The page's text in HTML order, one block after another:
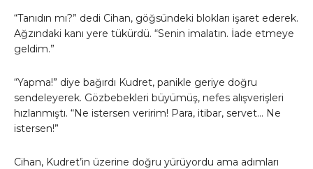
“Tanıdın mı?” dedi Cihan, göğsündeki blokları işaret ederek.
Ağzındaki kanı yere tükürdü. “Senin imalatın. İade etmeye
geldim.”
“Yapma!” diye bağırdı Kudret, panikle geriye doğru
sendeleyerek. Gözbebekleri büyümüş, nefes alışverişleri
hızlanmıştı. “Ne istersen veririm! Para, itibar, servet… Ne
istersen!”
Cihan, Kudret’in üzerine doğru yürüyordu ama adımları